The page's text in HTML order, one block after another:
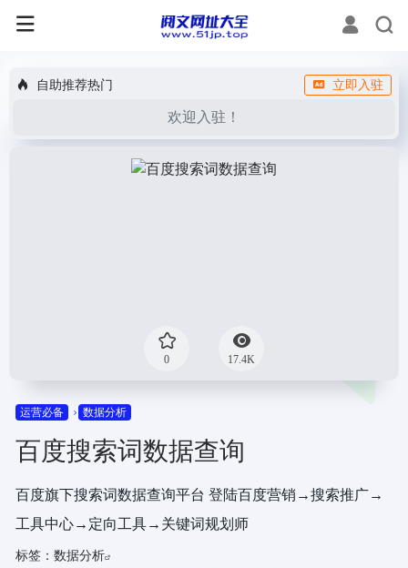
自助推荐热门 立即入驻
欢迎入驻！
0 17.4K
运营必备 数据分析
百度搜索词数据查询
百度旗下搜索词数据查询平台 登陆百度营销→搜索推广→
工具中心→定向工具→关键词规划师
标签： 数据分析